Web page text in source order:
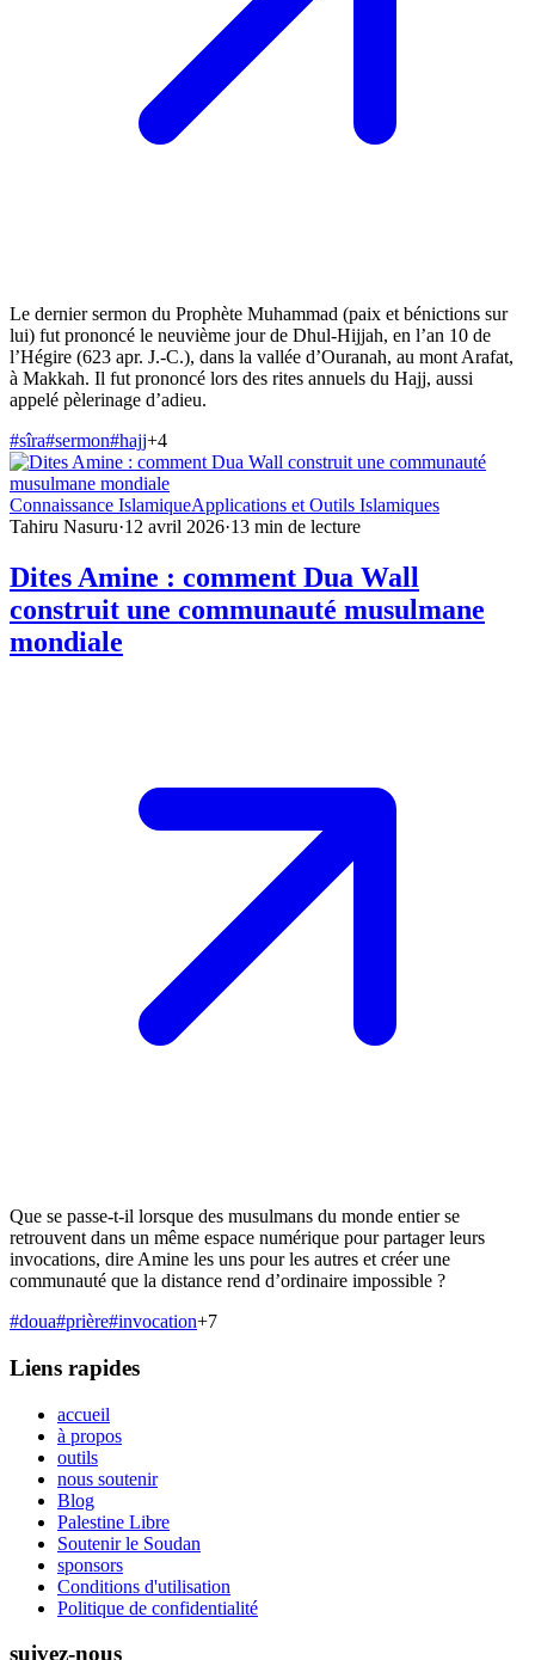
Le dernier sermon du Prophète Muhammad (paix et bénictions sur
lui) fut prononcé le neuvième jour de Dhul-Hijjah, en l’an 10 de
l’Hégire (623 apr. J.-C.), dans la vallée d’Ouranah, au mont Arafat,
à Makkah. Il fut prononcé lors des rites annuels du Hajj, aussi
appelé pèlerinage d’adieu.
#sîra#sermon#hajj+4
Connaissance IslamiqueApplications et Outils Islamiques
Tahiru Nasuru·12 avril 2026·13 min de lecture
Dites Amine : comment Dua Wall
construit une communauté musulmane
mondiale
Que se passe-t-il lorsque des musulmans du monde entier se
retrouvent dans un même espace numérique pour partager leurs
invocations, dire Amine les uns pour les autres et créer une
communauté que la distance rend d’ordinaire impossible ?
#doua#prière#invocation+7
Liens rapides
accueil
à propos
outils
nous soutenir
Blog
Palestine Libre
Soutenir le Soudan
sponsors
Conditions d'utilisation
Politique de confidentialité
suivez-nous